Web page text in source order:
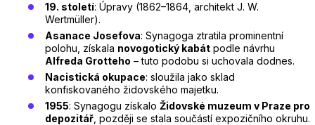
19. století: Úpravy (1862–1864, architekt J. W.
Wertmüller).
Asanace Josefova: Synagoga ztratila prominentní
polohu, získala novogotický kabát podle návrhu
Alfreda Grotteho – tuto podobu si uchovala dodnes.
Nacistická okupace: sloužila jako sklad
konfiskovaného židovského majetku.
1955: Synagogu získalo Židovské muzeum v Praze pro
depozitář , později se stala součástí expozičního okruhu.